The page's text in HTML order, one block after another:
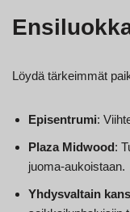
Löydä tärkeimmät
Episentrumi:
Plaza Midwood:
juoma-aukoistaan.
Yhdysvaltain